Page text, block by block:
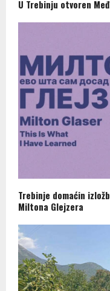
U Trebinju otvoren
Trebinje domaćin
Miltona Glejzera